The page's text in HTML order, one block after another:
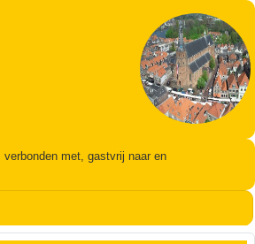
met, gastvrij naar en